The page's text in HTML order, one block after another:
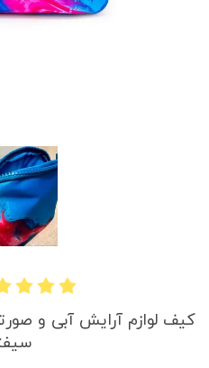
کیف لوازم آرایش آبی و